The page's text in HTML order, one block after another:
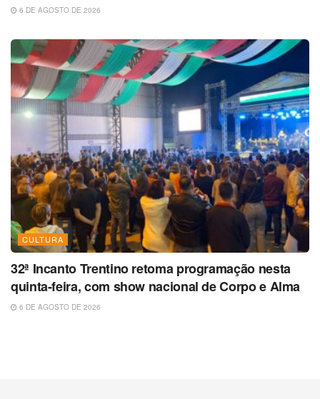
6 DE AGOSTO DE 2026
CULTURA
32ª Incanto Trentino retoma programação nesta
quinta-feira, com show nacional de Corpo e Alma
6 DE AGOSTO DE 2026